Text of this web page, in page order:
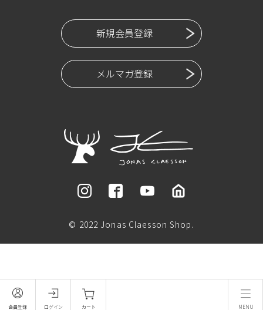
会員登録 ログイン カート MENU
新規会員登録
メルマガ登録
© 2022 Jonas Claesson Shop.